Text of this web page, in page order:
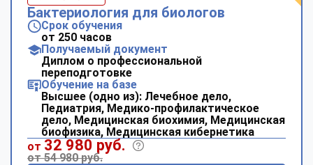
Бактериология для биологов
Срок обучения
от 250 часов
Получаемый документ
Диплом о профессиональной
переподготовке
Обучение на базе
Высшее (одно из): Лечебное дело,
Педиатрия, Медико-профилактическое
дело, Медицинская биохимия, Медицинская
биофизика, Медицинская кибернетика
от 32 980 руб.
от 54 980 руб.